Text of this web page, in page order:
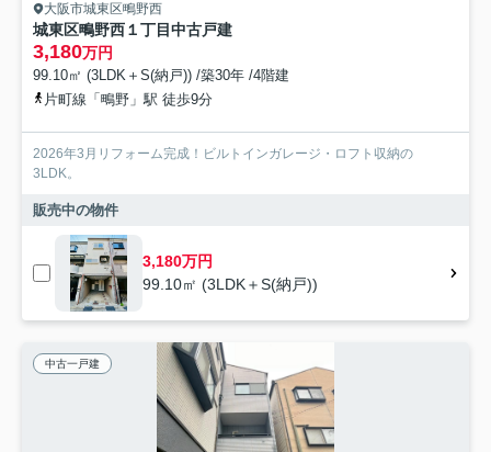
大阪市城東区鴫野西
城東区鴫野西１丁目中古戸建
3,180万円
99.10㎡ (3LDK＋S(納戸)) /築30年 /4階建
片町線「鴫野」駅 徒歩9分
2026年3月リフォーム完成！ビルトインガレージ・ロフト収納の
3LDK。
販売中の物件
3,180万円
99.10㎡ (3LDK＋S(納戸))
中古一戸建